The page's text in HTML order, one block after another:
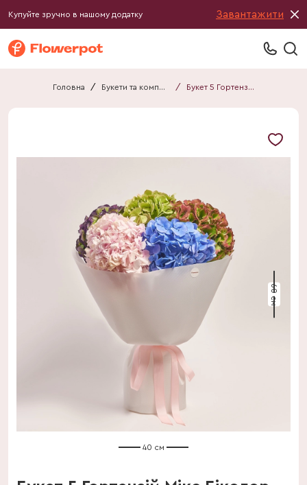
Купуйте зручно в нашому додатку Завантажити
Головна / Букети та композиції / Букет 5 Гортензій Мікс Біколор F614
60 см
40 см